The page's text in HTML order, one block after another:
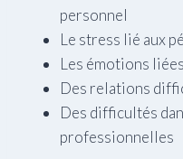
personnel
Le stress lié aux
Les émotions
Des relations
Des difficultés
professionnelles